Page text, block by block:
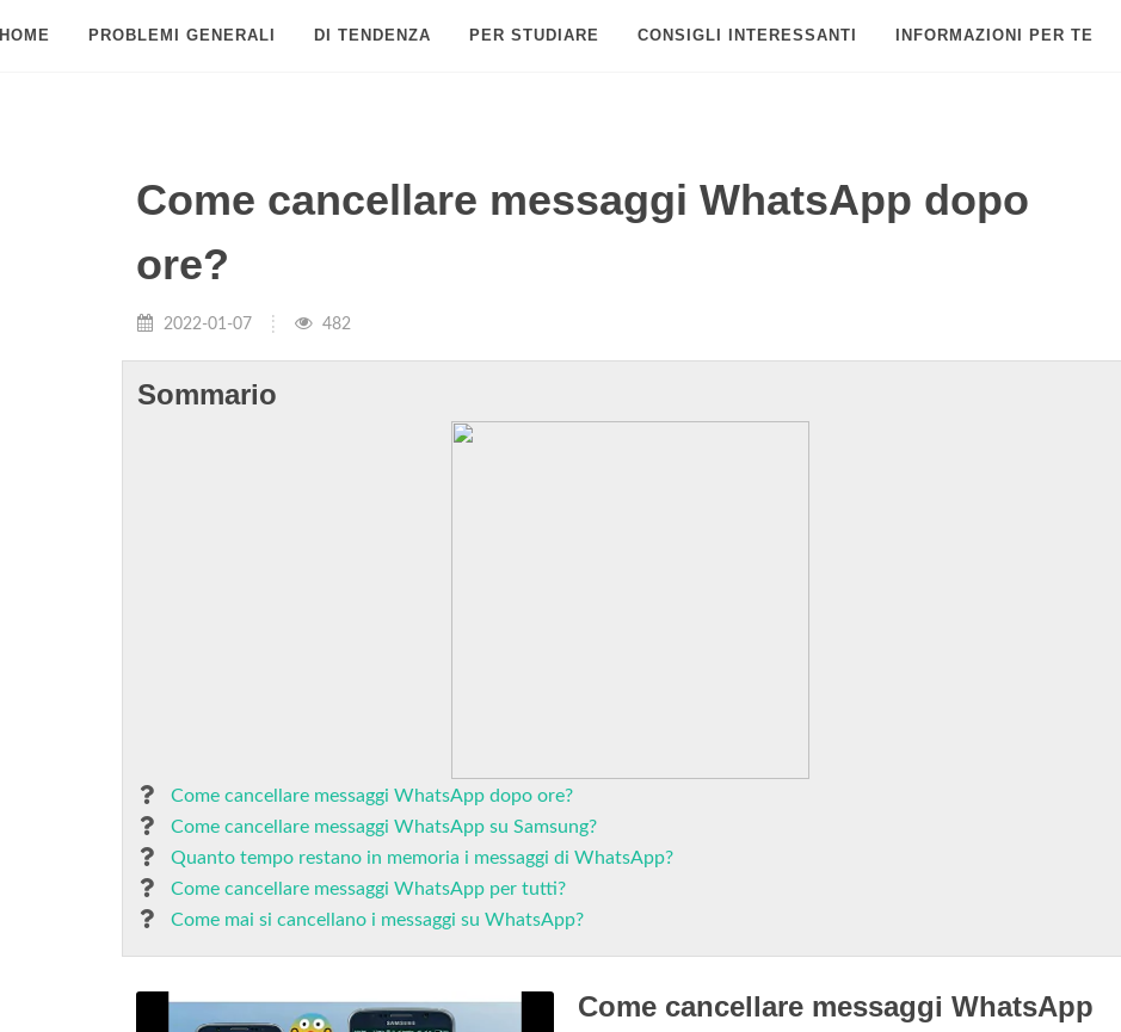
PROBLEMI GENERALI DI TENDENZA PER STUDIARE CONSIGLI INTERESSANTI INFORMAZIONI PER TE
Come cancellare messaggi WhatsApp dopo
ore?
2022-01-07 482
Sommario
Come cancellare messaggi WhatsApp dopo ore?
Come cancellare messaggi WhatsApp su Samsung?
Quanto tempo restano in memoria i messaggi di WhatsApp?
Come cancellare messaggi WhatsApp per tutti?
Come mai si cancellano i messaggi su WhatsApp?
Come cancellare messaggi WhatsApp